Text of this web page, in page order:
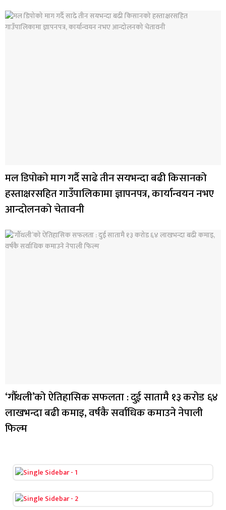
मल डिपोको माग गर्दै साढे तीन सयभन्दा बढी किसानको
हस्ताक्षरसहित गाउँपालिकामा ज्ञापनपत्र, कार्यान्वयन नभए
आन्दोलनको चेतावनी
‘गौँथली’को ऐतिहासिक सफलता : दुई सातामै १३ करोड ६४
लाखभन्दा बढी कमाइ, वर्षकै सर्वाधिक कमाउने नेपाली
फिल्म